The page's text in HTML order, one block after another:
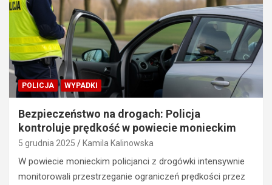
POLICJA WYPADKI
Bezpieczeństwo na drogach: Policja
kontroluje prędkość w powiecie monieckim
5 grudnia 2025 Kamila Kalinowska
W powiecie monieckim policjanci z drogówki intensywnie
monitorowali przestrzeganie ograniczeń prędkości przez